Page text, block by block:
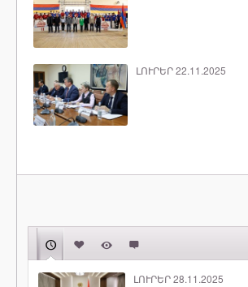
ԼՈՒՐԵՐ 22.11.2025
ԼՈՒՐԵՐ 28.11.2025